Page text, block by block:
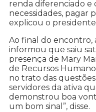
renda diferenciado e
necessidades, pagar
explicou o
Ao final do encontro,
informou que saiu
presença de Mary
de Recursos
no trato das
servidores da ativa
demonstrou boa
um bom sinal”, disse.